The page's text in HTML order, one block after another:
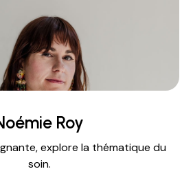
Roy
explore la thématique du
soin.